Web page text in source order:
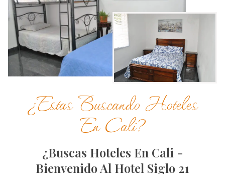
¿Estas Buscando Hoteles
En Cali?
¿Buscas Hoteles En Cali -
Bienvenido Al Hotel Siglo 21